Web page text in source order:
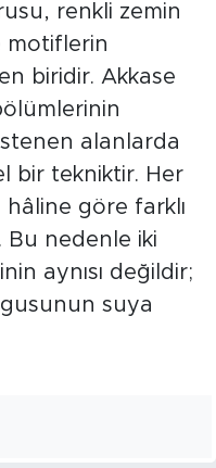
renkli zemin
motiflerin
biridir. Akkase
alanlarda
bir tekniktir. Her
göre farklı
Bu nedenle iki
aynısı değildir;
suya